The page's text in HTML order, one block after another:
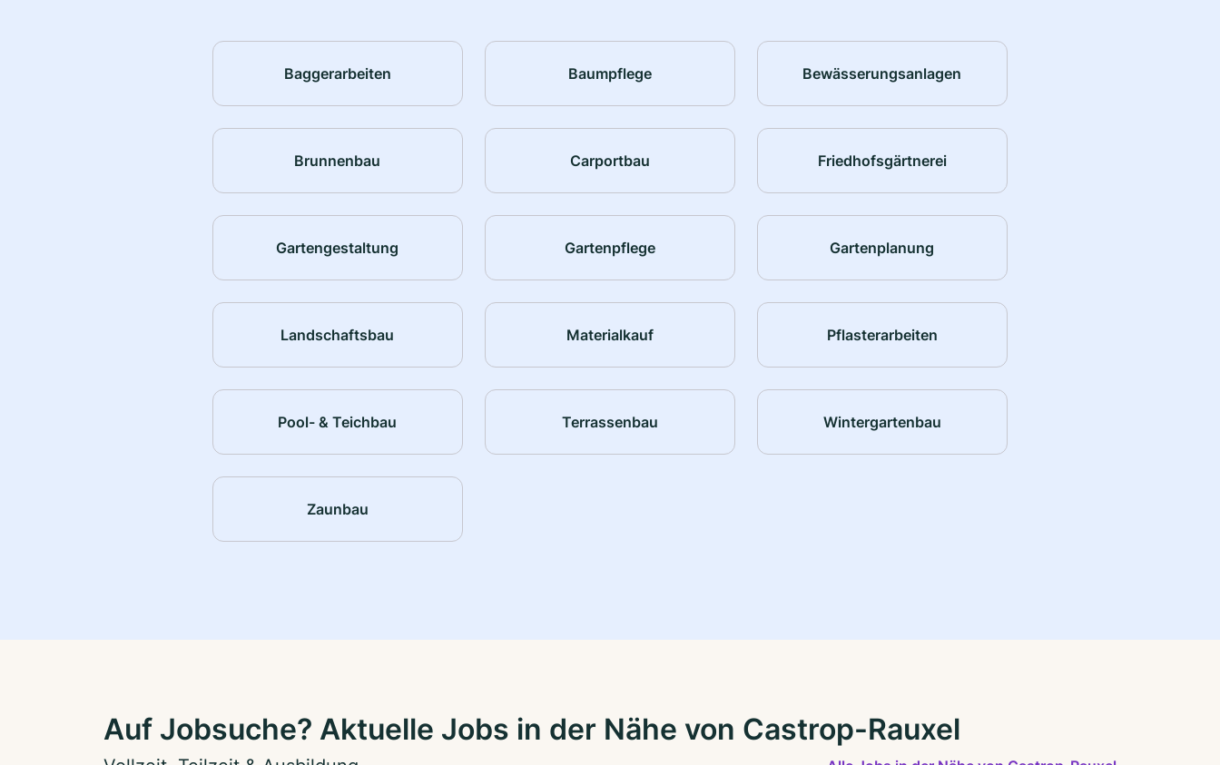
Baggerarbeiten Baumpflege Bewässerungsanlagen
Brunnenbau Carportbau Friedhofsgärtnerei
Gartengestaltung Gartenpflege Gartenplanung
Landschaftsbau Materialkauf Pflasterarbeiten
Pool- & Teichbau Terrassenbau Wintergartenbau
Zaunbau
Auf Jobsuche? Aktuelle Jobs in der Nähe von Castrop-Rauxel